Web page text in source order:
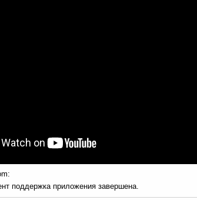
поддержка приложения завершена.